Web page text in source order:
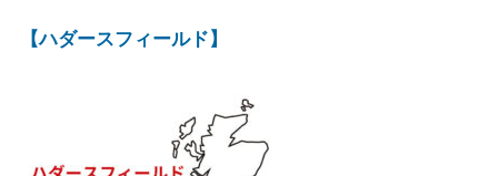
【ハダースフィールド】